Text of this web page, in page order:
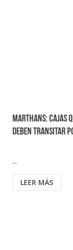
Marthans: Cajas
deben transitar
...
LEER MÁS